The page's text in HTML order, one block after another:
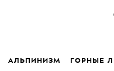
АЛЬПИНИЗМ ГОРНЫЕ